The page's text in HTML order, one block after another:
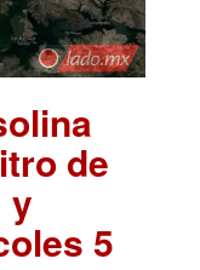
de
y
5